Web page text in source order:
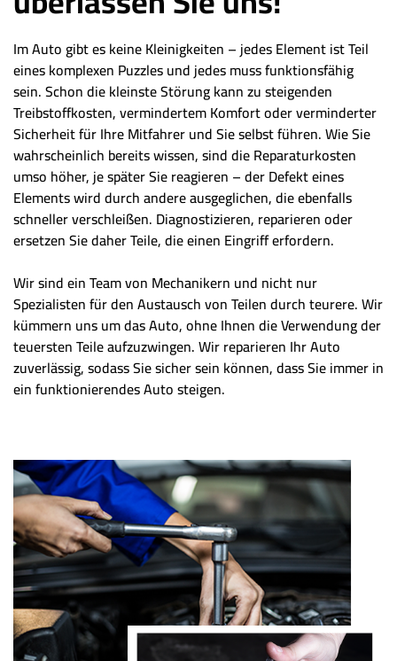
Im Auto gibt es keine Kleinigkeiten – jedes Element ist Teil
eines komplexen Puzzles und jedes muss funktionsfähig
sein. Schon die kleinste Störung kann zu steigenden
Treibstoffkosten, vermindertem Komfort oder verminderter
Sicherheit für Ihre Mitfahrer und Sie selbst führen. Wie Sie
wahrscheinlich bereits wissen, sind die Reparaturkosten
umso höher, je später Sie reagieren – der Defekt eines
Elements wird durch andere ausgeglichen, die ebenfalls
schneller verschleißen. Diagnostizieren, reparieren oder
ersetzen Sie daher Teile, die einen Eingriff erfordern.
Wir sind ein Team von Mechanikern und nicht nur
Spezialisten für den Austausch von Teilen durch teurere. Wir
kümmern uns um das Auto, ohne Ihnen die Verwendung der
teuersten Teile aufzuzwingen. Wir reparieren Ihr Auto
zuverlässig, sodass Sie sicher sein können, dass Sie immer in
ein funktionierendes Auto steigen.